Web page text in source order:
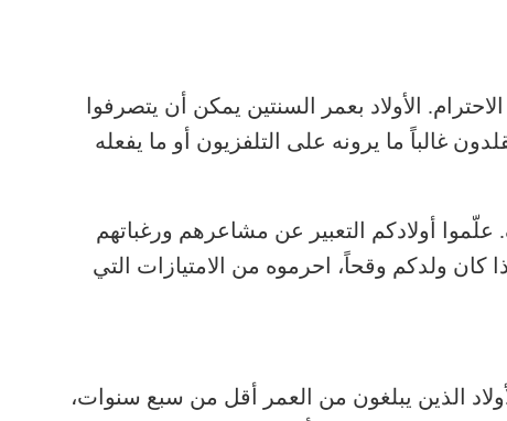
الأولاد بعمر السنتين يمكن أن يتصرفوا
غالباً ما يرونه على التلفزيون أو ما يفعله
أولادكم التعبير عن مشاعرهم ورغباتهم
كان ولدكم وقحاً، احرموه من الامتيازات التي
الذين يبلغون من العمر أقل من سبع سنوات،